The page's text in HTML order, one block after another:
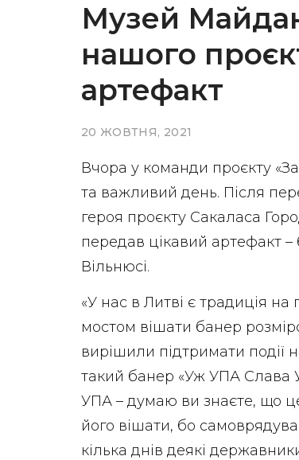
Музей
нашого
артефакт
20 ЖОВТНЯ, 2021
Вчора у команди проєкту
та важливий день. Після
героя проєкту Сакаласа
передав цікавий артефакт –
Вільнюсі.
«У нас в Литві є традиція на
мостом вішати банер
вирішили підтримати події
такий банер «Уж УПА Слава
УПА – думаю ви знаєте, що
його вішати, бо
кілька днів деякі